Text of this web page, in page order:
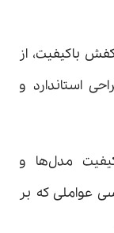
باکیفیت، از
استاندارد و
مدل‌ها و
عواملی که بر